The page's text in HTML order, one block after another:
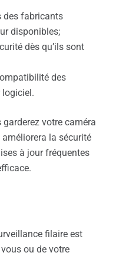
des fabricants
disponibles;
dès qu’ils sont
des
votre caméra
la sécurité
à jour fréquentes
filaire est
ou de votre